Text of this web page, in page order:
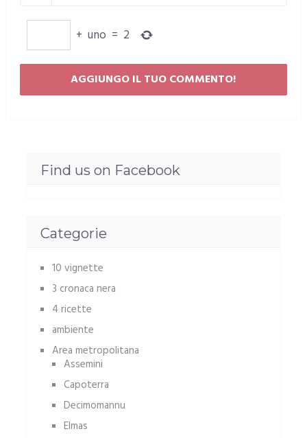
+ uno = 2
Find us on Facebook
Categorie
10 vignette
3 cronaca nera
4 ricette
ambiente
Area metropolitana
Assemini
Capoterra
Decimomannu
Elmas